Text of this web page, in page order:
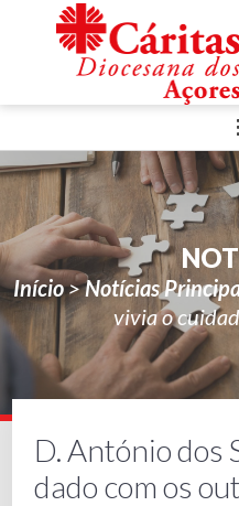
Início>Notícias
vivia o
D. António dos
dado com os